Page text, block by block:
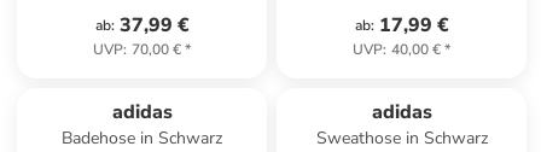
ab: 37,99 €
UVP: 70,00 €*
ab: 17,99 €
UVP: 40,00 €*
adidas
Badehose in Schwarz
adidas
Sweathose in Schwarz